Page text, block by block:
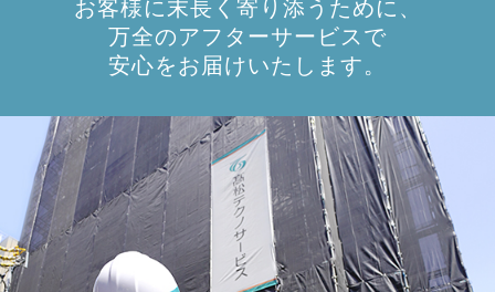
お客様に末長く寄り添うために、
万全のアフターサービスで
安心をお届けいたします。